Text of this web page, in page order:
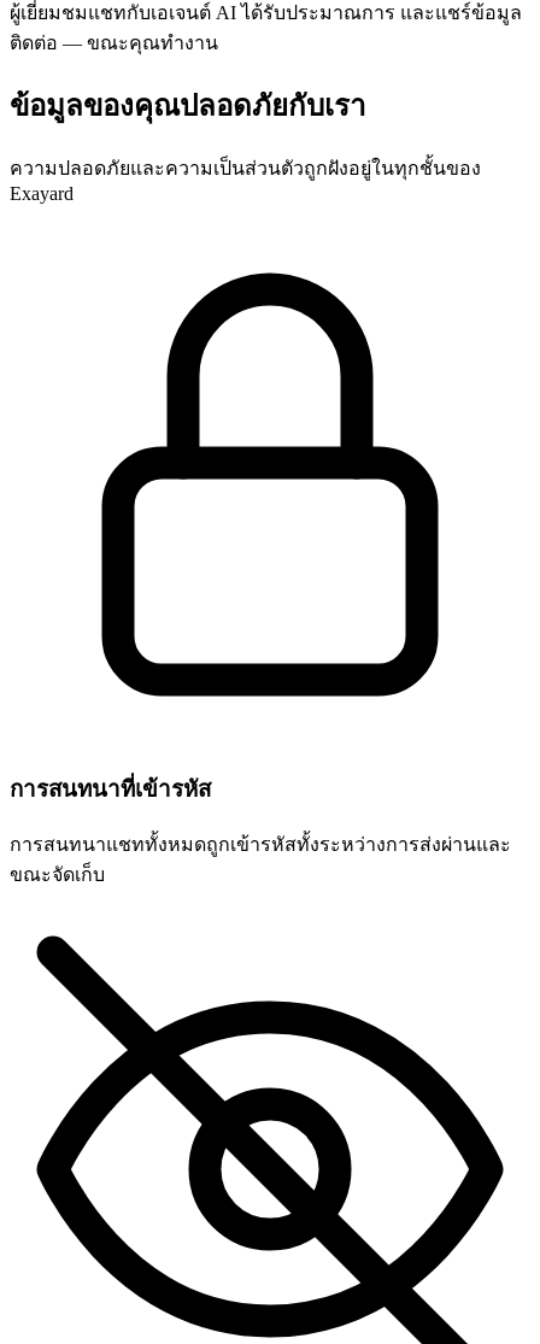
ผู้เยี่ยมชมแชทกับเอเจนต์ AI ได้รับประมาณการ และแชร์ข้อมูล
ติดต่อ — ขณะคุณทำงาน
ข้อมูลของคุณปลอดภัยกับเรา
ความปลอดภัยและความเป็นส่วนตัวถูกฝังอยู่ในทุกชั้นของ
Exayard
การสนทนาที่เข้ารหัส
การสนทนาแชททั้งหมดถูกเข้ารหัสทั้งระหว่างการส่งผ่านและ
ขณะจัดเก็บ